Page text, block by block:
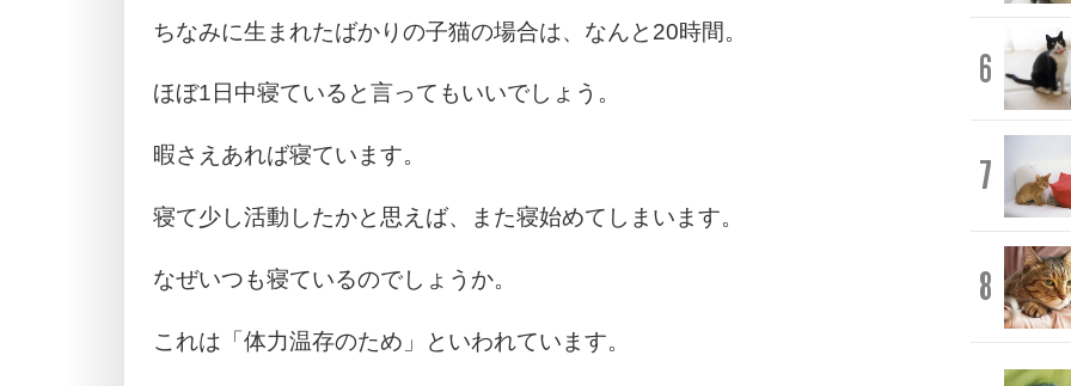
ちなみに生まれたばかりの子猫の場合は、なんと20時間。
ほぼ1日中寝ていると言ってもいいでしょう。
暇さえあれば寝ています。
寝て少し活動したかと思えば、また寝始めてしまいます。
なぜいつも寝ているのでしょうか。
これは「体力温存のため」といわれています。
6
7
8